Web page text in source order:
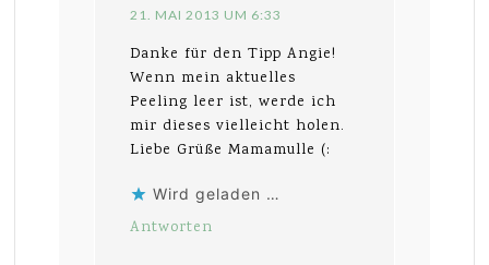
21. MAI 2013 UM 6:33
Danke für den Tipp Angie!
Wenn mein aktuelles
Peeling leer ist, werde ich
mir dieses vielleicht holen.
Liebe Grüße Mamamulle (:
Wird geladen …
Antworten